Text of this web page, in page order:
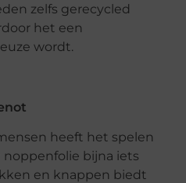
zelfs gerecycled
het een
wordt.
heeft het spelen
bijna iets
en knappen biedt